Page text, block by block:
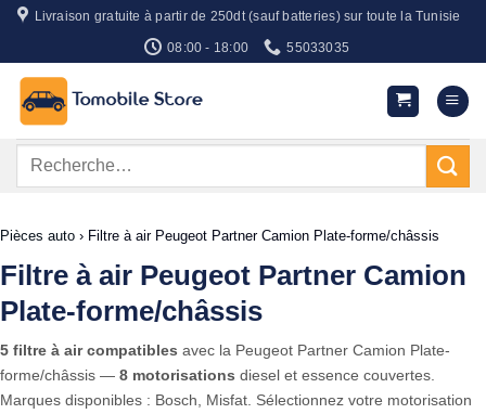
Passer
contenu
Livraison gratuite à partir de 250dt (sauf batteries) sur toute la Tunisie
08:00 - 18:00 55033035
Recherche
Pièces auto › Filtre à air Peugeot Partner Camion Plate-forme/châssis
Filtre à air Peugeot Partner Camion
Plate-forme/châssis
5 filtre à air compatibles avec la Peugeot Partner Camion Plate-
forme/châssis — 8 motorisations diesel et essence couvertes.
Marques disponibles : Bosch, Misfat. Sélectionnez votre motorisation